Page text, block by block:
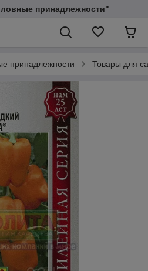
принадлежности"
принадлежности Товары для